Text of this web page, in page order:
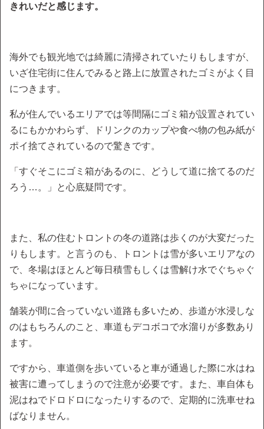
きれいだと感じます。
海外でも観光地では綺麗に清掃されていたりもしますが、
いざ住宅街に住んでみると路上に放置されたゴミがよく目
につきます。
私が住んでいるエリアでは等間隔にゴミ箱が設置されてい
るにもかかわらず、ドリンクのカップや食べ物の包み紙が
ポイ捨てされているので驚きです。
「すぐそこにゴミ箱があるのに、どうして道に捨てるのだ
ろう…。」と心底疑問です。
また、私の住むトロントの冬の道路は歩くのが大変だった
りもします。と言うのも、トロントは雪が多いエリアなの
で、冬場はほとんど毎日積雪もしくは雪解け水でぐちゃぐ
ちゃになっています。
舗装が間に合っていない道路も多いため、歩道が水浸しな
のはもちろんのこと、車道もデコボコで水溜りが多数あり
ます。
ですから、車道側を歩いていると車が通過した際に水はね
被害に遭ってしまうので注意が必要です。また、車自体も
泥はねでドロドロになったりするので、定期的に洗車せね
ばなりません。